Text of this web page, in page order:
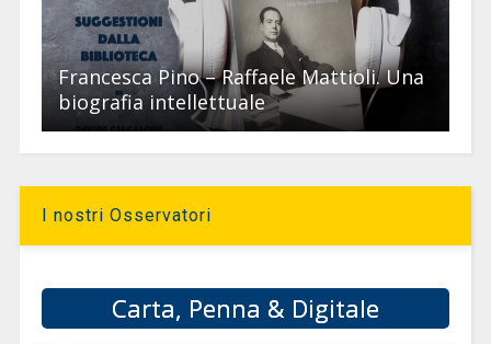
Francesca Pino – Raffaele Mattioli. Una
biografia intellettuale
I nostri Osservatori
Carta, Penna & Digitale